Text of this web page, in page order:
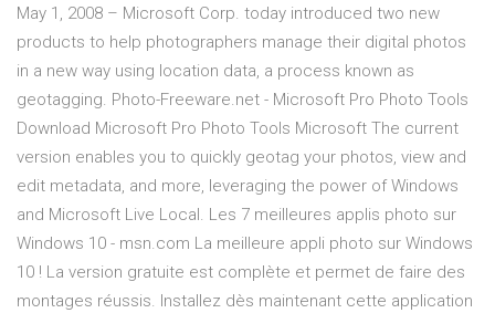
May 1, 2008 – Microsoft Corp. today introduced two new
products to help photographers manage their digital photos
in a new way using location data, a process known as
geotagging. Photo-Freeware.net - Microsoft Pro Photo Tools
Download Microsoft Pro Photo Tools Microsoft The current
version enables you to quickly geotag your photos, view and
edit metadata, and more, leveraging the power of Windows
and Microsoft Live Local. Les 7 meilleures applis photo sur
Windows 10 - msn.com La meilleure appli photo sur Windows
10 ! La version gratuite est complète et permet de faire des
montages réussis. Installez dès maintenant cette application